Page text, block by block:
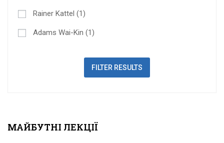
Rainer Kattel (1)
Adams Wai-Kin (1)
FILTER RESULTS
МАЙБУТНІ ЛЕКЦІЇ